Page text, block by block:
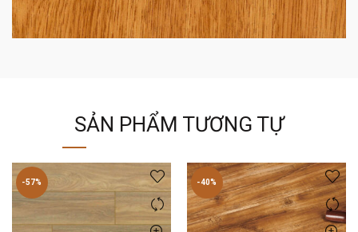
SẢN PHẨM TƯƠNG TỰ
-57% -40%